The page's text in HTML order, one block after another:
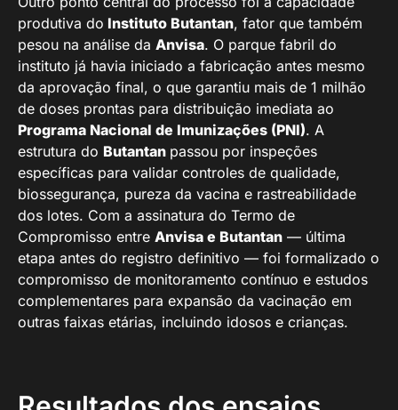
produtiva do Instituto Butantan, fator que também
pesou na análise da Anvisa. O parque fabril do
instituto já havia iniciado a fabricação antes mesmo
da aprovação final, o que garantiu mais de 1 milhão
de doses prontas para distribuição imediata ao
Programa Nacional de Imunizações (PNI). A
estrutura do Butantan passou por inspeções
específicas para validar controles de qualidade,
biossegurança, pureza da vacina e rastreabilidade
dos lotes. Com a assinatura do Termo de
Compromisso entre Anvisa e Butantan — última
etapa antes do registro definitivo — foi formalizado o
compromisso de monitoramento contínuo e estudos
complementares para expansão da vacinação em
outras faixas etárias, incluindo idosos e crianças.